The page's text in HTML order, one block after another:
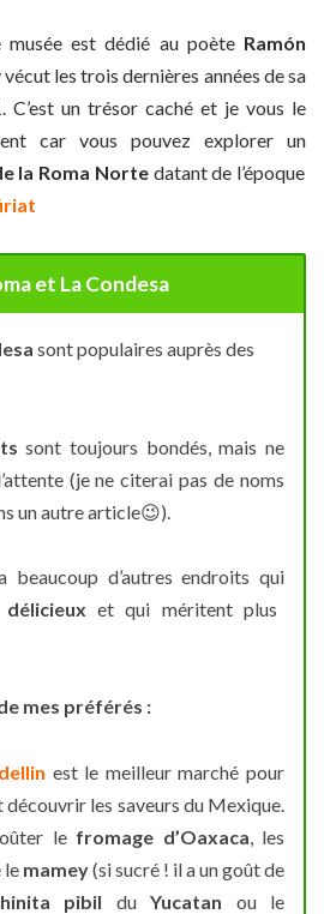
musée est dédié au poète Ramón
vécut les trois dernières années de sa
C’est un trésor caché et je vous le
car vous pouvez explorer un
la Roma Nortedatant de l’époque
et La Condesa
sont populaires auprès des
sont toujours bondés, mais ne
(je ne citerai pas de noms
un autrearticle😉).
beaucoup d’autres endroits qui
et qui méritent plus
mes préférés :
est le meilleur marché pour
les saveurs du Mexique.
le fromage d’Oaxaca , les
le mamey(si sucré ! il a un goût de
pibil duYucatan ou le